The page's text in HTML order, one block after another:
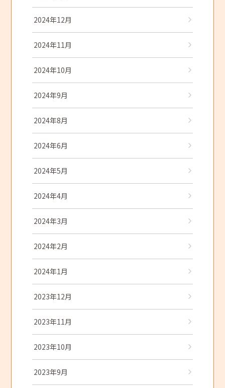
2024年12月
2024年11月
2024年10月
2024年9月
2024年8月
2024年6月
2024年5月
2024年4月
2024年3月
2024年2月
2024年1月
2023年12月
2023年11月
2023年10月
2023年9月